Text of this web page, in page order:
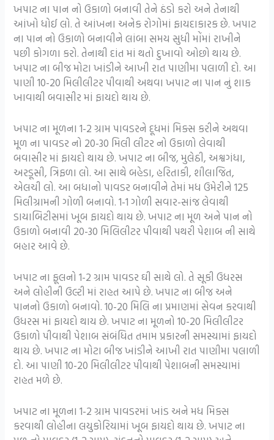
ખપાટ ના પાન નો ઉકાળો બનાવી તેને ઠંડો કરો અને તેનાથી
આંખો ધોઈ લો. તે આંખના અનેક રોગોમાં ફાયદાકારક છે. ખપાટ
ના પાન નો ઉકાળો બનાવીને લાંબા સમય સુધી મોંમાં રાખીને
પછી કોગળા કરો. તેનાથી દાંત માં થતો દુખાવો ઓછો થાય છે.
ખપાટ ના બીજ મોટા ખાંડીને આખી રાત પાણીમા પલાળી દો. આ
પાણી 10-20 મિલીલીટર પીવાથી અથવા ખપાટ ના પાન નું શાક
ખાવાથી બવાસીર માં ફાયદો થાય છે.
ખપાટ ના મૂળના 1-2 ગ્રામ પાવડરને દૂધમાં મિક્સ કરીને અથવા
મૂળ ના પાવડર નો 20-30 મિલી લીટર નો ઉકાળો લેવાથી
બવાસીર માં ફાયદો થાય છે. ખપાટ ના બીજ, મુલેઠી, અશ્વગંધા,
અરડૂસી, ત્રિફળા લો. આ સાથે બહેડા, હરિતાકી, શીલાજિત,
એલચી લો. આ બધાનો પાવડર બનાવીને તેમાં મધ ઉમેરીને 125
મિલીગ્રામની ગોળી બનાવો. 1-1 ગોળી સવાર-સાંજ લેવાથી
ડાયાબિટીસમાં ખૂબ ફાયદો થાય છે. ખપાટ ના મૂળ અને પાન નો
ઉકાળો બનાવી 20-30 મિલિલીટર પીવાથી પથરી પેશાબ ની સાથે
બહાર આવે છે.
ખપાટ ના ફૂલનો 1-2 ગ્રામ પાવડર ઘી સાથે લો. તે સૂકી ઉધરસ
અને લોહીની ઉલ્ટી માં રાહત આપે છે. ખપાટ ના બીજ અને
પાનનો ઉકાળો બનાવો. 10-20 મિલિ ના પ્રમાણમાં સેવન કરવાથી
ઉધરસ માં ફાયદો થાય છે. ખપાટ ના મૂળનો 10-20 મિલીલીટર
ઉકાળો પીવાથી પેશાબ સંબંધિત તમામ પ્રકારની સમસ્યામાં ફાયદો
થાય છે. ખપાટ ના મોટા બીજ ખાંડીને આખી રાત પાણીમા પલાળી
દો. આ પાણી 10-20 મિલીલીટર પીવાથી પેશાબની સમસ્યામાં
રાહત મળે છે.
ખપાટ ના મૂળના 1-2 ગ્રામ પાવડરમાં ખાંડ અને મધ મિક્સ
કરવાથી લોહીના લયુકોરિયામાં ખૂબ ફાયદો થાય છે. ખપાટ ના